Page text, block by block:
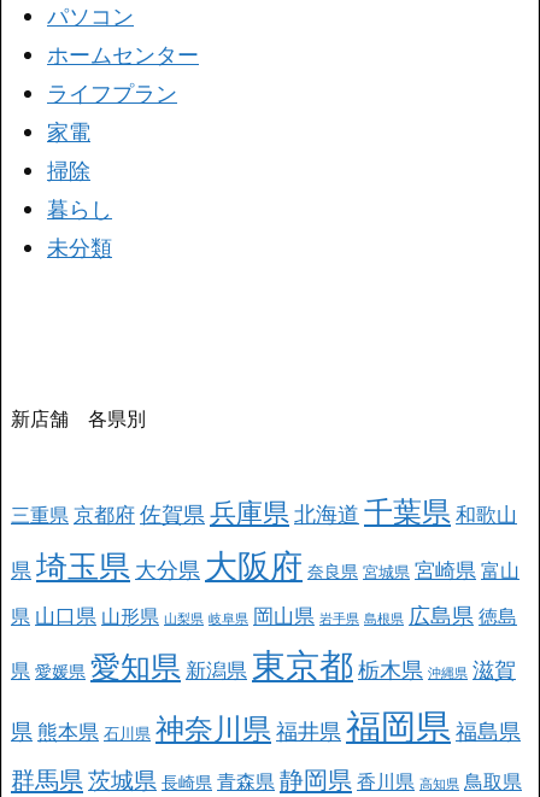
パソコン
ホームセンター
ライフプラン
家電
掃除
暮らし
未分類
新店舗 各県別
三重県京都府佐賀県 兵庫県北海道 千葉県 和歌山
県 埼玉県 大分県 大阪府 奈良県 宮城県 宮崎県 富山
県 山口県 山形県 山梨県 岐阜県 岡山県 岩手県 島根県 広島県 徳島
県 愛媛県 愛知県 新潟県 東京都 栃木県 沖縄県 滋賀
県 熊本県 石川県 神奈川県 福井県 福岡県福島県
群馬県茨城県 長崎県 青森県静岡県 香川県 高知県 鳥取県